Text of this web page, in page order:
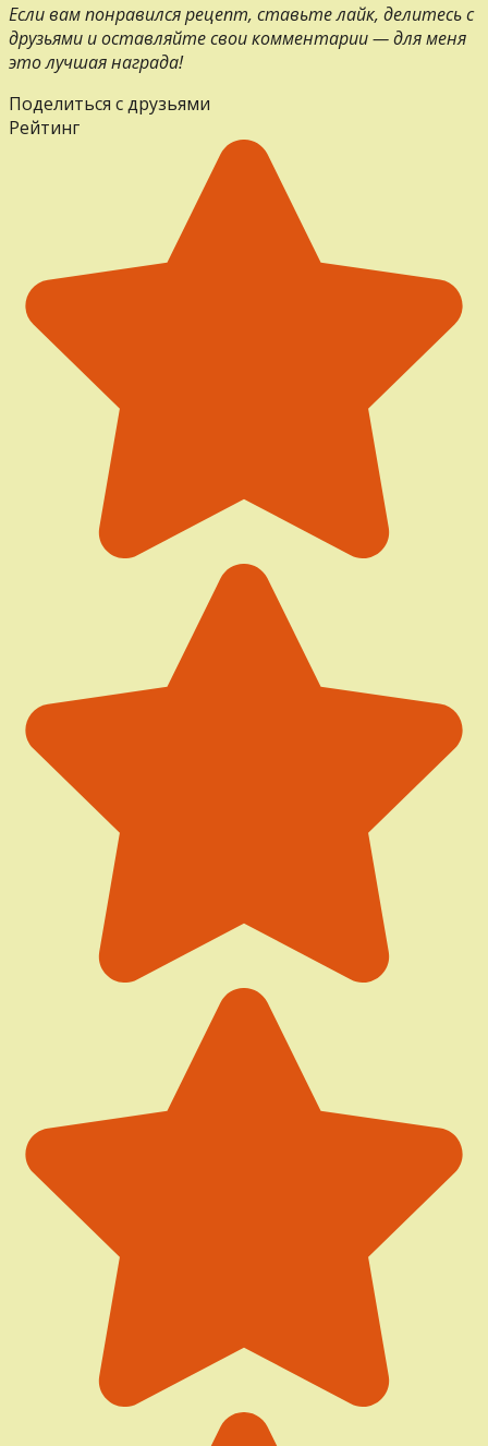
Если вам понравился рецепт, ставьте лайк, делитесь с
друзьями и оставляйте свои комментарии — для меня
это лучшая награда!
Поделиться с друзьями
Рейтинг